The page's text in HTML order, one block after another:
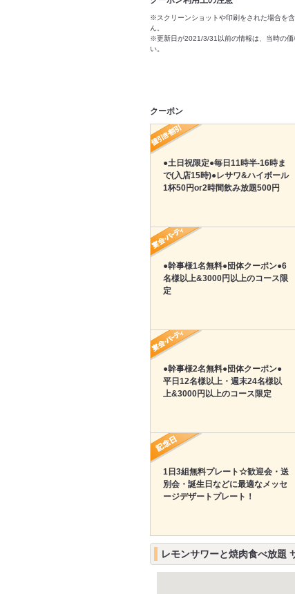
※スクリーンショットや印刷をされた場合を
ん。
※更新日が2021/3/31以前の情報は、当時の価
い。
クーポン
●土日祝限定●毎日11時半-16時ま
で(入店15時)●レサワ&ハイボール
1杯50円or2時間飲み放題500円
●幹事様1名無料●団体クーポン●6
名様以上&3000円以上のコース限
定
●幹事様2名無料●団体クーポン●
平日12名様以上・週末24名様以
上&3000円以上のコース限定
1日3組無料プレート☆歓迎会・送
別会・誕生日などに最適なメッセ
ージデザートプレート！
レモンサワーと焼肉食べ放題